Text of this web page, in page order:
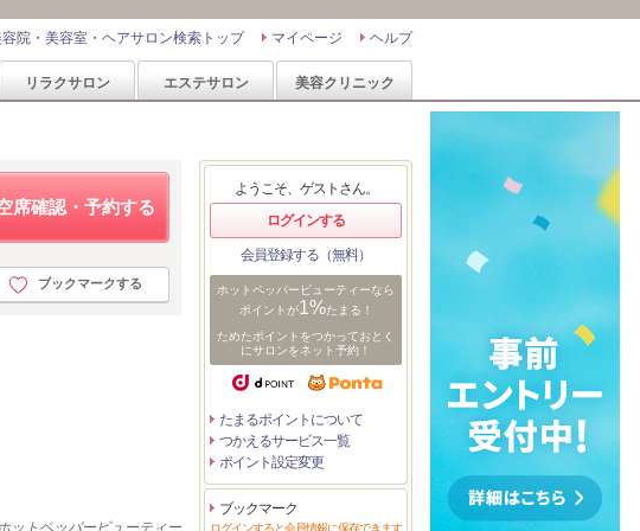
ヘルプ
マイページ
院・美容室・ヘアサロン検索トップ
リラクサロン エステサロン 美容クリニック
席確認・予約する
ブックマークする
ットペッパービューティー
ようこそ、ゲストさん。
ログインする
会員登録する（無料）
ホットペッパービューティーなら
ポイントが1%たまる！
ためたポイントをつかっておとく
にサロンをネット予約！
たまるポイントについて
つかえるサービス一覧
ポイント設定変更
ブックマーク
ログインすると会員情報に保存できます